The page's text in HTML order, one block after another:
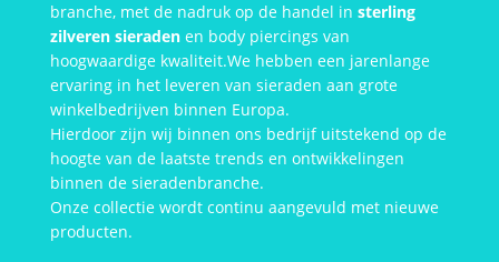
branche, met de nadruk op de handel in sterling
zilveren sieraden en body piercings van
hoogwaardige kwaliteit.We hebben een jarenlange
ervaring in het leveren van sieraden aan grote
winkelbedrijven binnen Europa.
Hierdoor zijn wij binnen ons bedrijf uitstekend op de
hoogte van de laatste trends en ontwikkelingen
binnen de sieradenbranche.
Onze collectie wordt continu aangevuld met nieuwe
producten.